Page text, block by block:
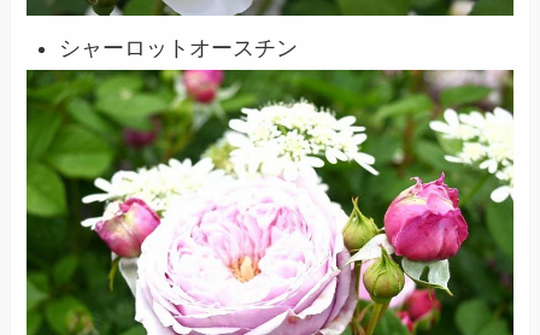
シャーロットオースチン